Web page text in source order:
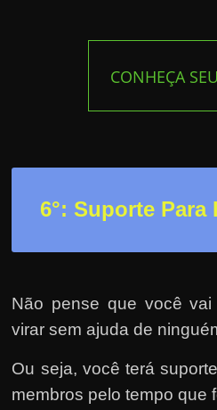
CONHEÇA
6°: Suporte Para
Não pense que você
virar sem ajuda de
Ou seja, você terá
membros pelo tempo que